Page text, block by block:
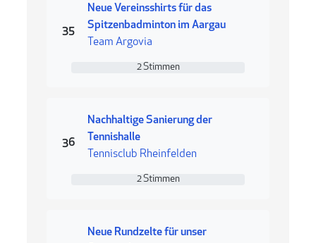
Rang 35
35
Neue Vereinsshirts für das
Spitzenbadminton im Aargau
Team Argovia
2 Stimmen
2 Stimmen
Rang 36
36
Nachhaltige Sanierung der
Tennishalle
Tennisclub Rheinfelden
2 Stimmen
2 Stimmen
Neue Rundzelte für unser